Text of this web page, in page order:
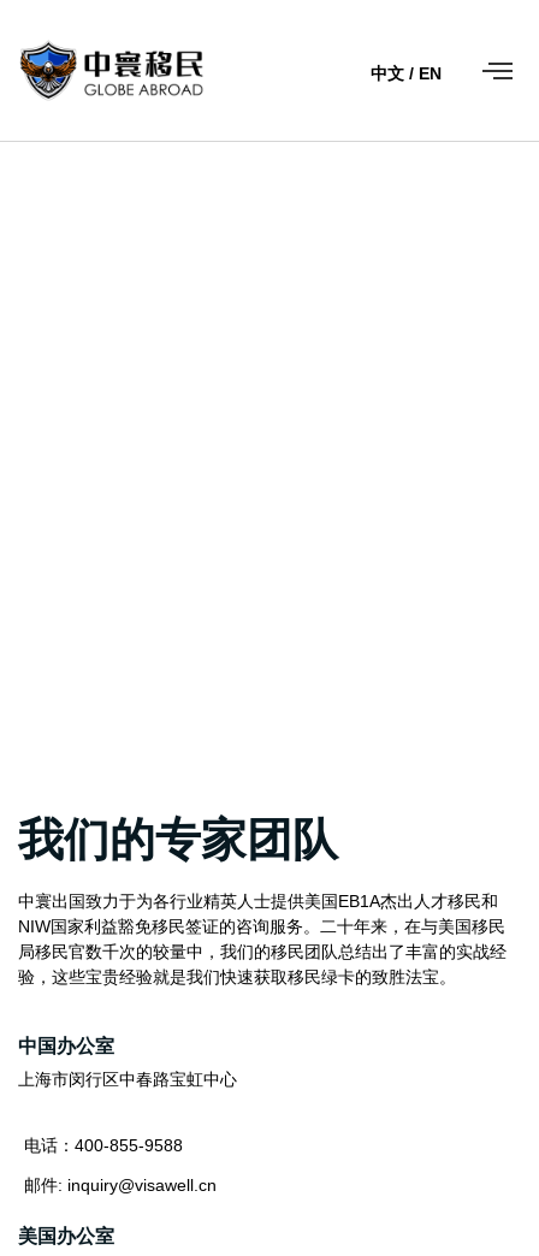
中文/ EN
我们的专家团队
中寰出国致力于为各行业精英人士提供美国EB1A杰出人才移民和
NIW国家利益豁免移民签证的咨询服务。二十年来，在与美国移民
局移民官数千次的较量中，我们的移民团队总结出了丰富的实战经
验，这些宝贵经验就是我们快速获取移民绿卡的致胜法宝。
中国办公室
上海市闵行区中春路宝虹中心
电话：400-855-9588
邮件: inquiry@visawell.cn
美国办公室